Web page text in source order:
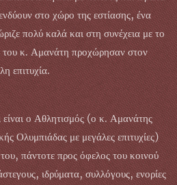
στο χώρο της εστίασης, ένα
πολύ καλά και στη συνέχεια με το
του κ. Αμανάτη προχώρησαν στον
επιτυχία.
ο Αθλητισμός (ο κ. Αμανάτης
Ολυμπιάδας με μεγάλες επιτυχίες)
πάντοτε προς όφελος του κοινού
ιδρύματα, συλλόγους, ενορίες